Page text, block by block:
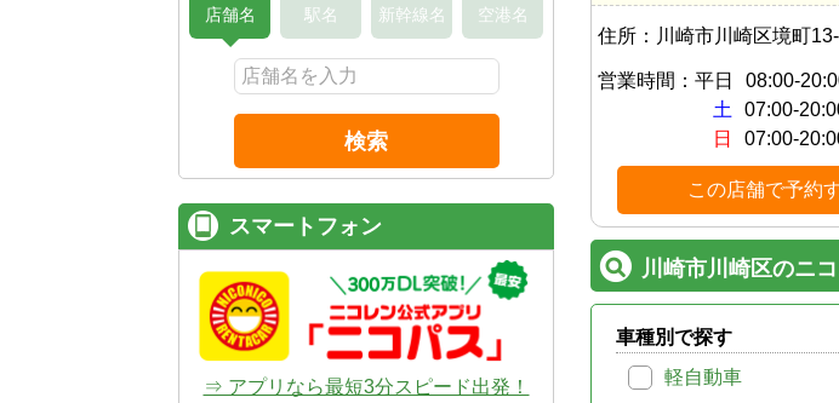
住所： 川崎市川崎区境町
営業時間： 平日
08:00-
土
07:00-
日
07:00-
この店舗で予約
川崎市川崎区のニ
車種別で探す
軽自動車
店舗名 駅名 新幹線名 空港名
検索
スマートフォン
⇒ アプリなら最短3分スピード出発！